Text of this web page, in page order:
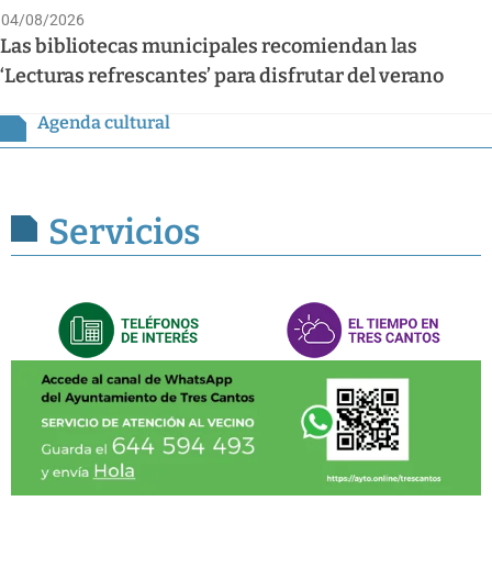
04/08/2026
Las bibliotecas municipales recomiendan las
‘Lecturas refrescantes’ para disfrutar del verano
Agenda cultural
Servicios